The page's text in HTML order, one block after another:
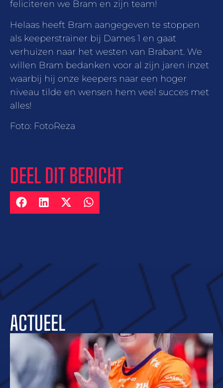
feliciteren we Bram en zijn team!
Helaas heeft Bram aangegeven te stoppen
als keeperstrainer bij Dames 1 en gaat
verhuizen naar het westen van Brabant. We
willen Bram bedanken voor al zijn jaren inzet
waarbij hij onze keepers naar een hoger
niveau tilde en wensen hem veel succes met
alles!
Foto: FotoReza
DEEL DIT BERICHT
ACTUEEL